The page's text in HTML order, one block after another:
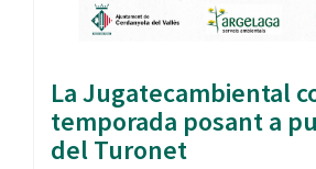
La Jugatecambiental
temporada posant a
del Turonet